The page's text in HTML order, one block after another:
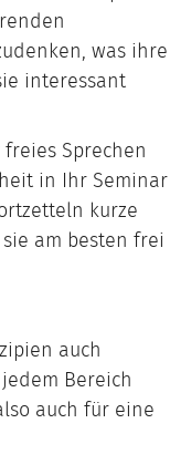
was ihre
interessant
Sprechen
in Ihr Seminar
kurze
am besten frei
auch
Bereich
auch für eine